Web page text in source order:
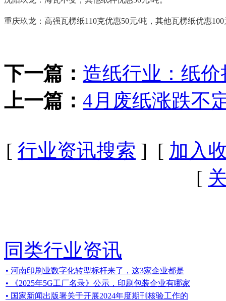
重庆玖龙：高强瓦楞纸110克优惠50元/吨，其他瓦楞纸优惠
下一篇： 造纸行业：纸
上一篇： 4月废纸涨跌不
[ 行业资讯搜索 ] [ 加入
[
同类行业资讯
• 河南印刷业数字化转型标杆来了，这3家企业都是
• 《2025年5G工厂名录》公示，印刷包装企业有哪家
• 国家新闻出版署关于开展2024年度期刊核验工作的